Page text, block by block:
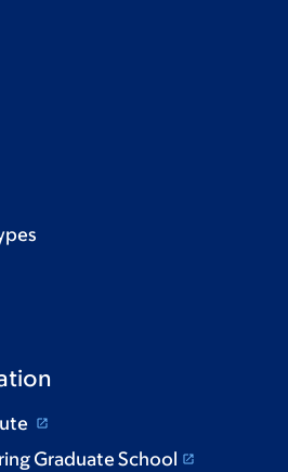
Graduate School